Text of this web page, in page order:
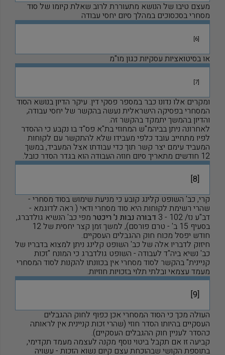
מעצם טיבו של הנושא מתעוררת לרוב שאלת קיומו של סוד
מסחרי בסכסוכים במהלך סיום יחסי עבודה
[6]
או בסיטואציות עסקיות כגון מו"מ
[7]
ומקרים אלו נדונו כבר במספר פסקי דין. עיקר הדיון בנושא הסוד
המסחרי בפסיקה הישראלית נעשה בהקשר של יחסי עבודה,
והדיון בהמשך יתמקד בהקשר זה.
לאחרונה ניתן בביהמ"ש המחוזי בת"א פס"ד בו נקבע כי ההסדר
לפיו מתחייב עובד כלפי מעבידו שלא להתקשר עם לקוחות
המעביד עימם יצר קשר תוך כדי עבודתו אצל המעביד, במשך
12 חודשים מתאריך סיום חוזה העבודה הוא בגדר הסדר כובל.
[8]
קרי, כב' השופט קלינג קובע כי מניעת שימוש בסוד מסחרי -
שהרי רשימת לקוחות היא סוד מסחרי ודאי ( ראה לדוגמא -
דב"ע נז/ 102 - 3 דבורה נבות נ' ריכטר מפי כב' הנשיא גולדברג,
בסעיף 15 ב' - טרם פורסם), למשך זמן קצר יחסית של 12
חודש יפסל מכוח חוק ההגבלים העסקיים.
חיזוק לדבריו אלה של כב' השופט קלינג ניתן למצוא בדבריו של
כב' נשיא ביה"ד לעבודה - השופט גולדברג כי המונח "זכות
קניינית" בהקשר לסוד מסחרי אין בכוונתו להקנות לסוד המסחרי
מעמד עצמאי ובלתי תלוי בזכויות חוזיות.
[9]
העולה מכך כי הסוד המסחרי אכן כפוף לחוק ההגבלים
העסקיים בהיותו הסדר חוזי (שהרי זכות קניינית אין לראותה
כהסדר לעניין חוק ההגבלים העסקיים).
קביעה זו אם תקבל ביטוי נוסף מקנה לעצמה מעמד תקדימי,
בתוספת הקושי שבהוכחת עצם קיום נשוא הזכות - עשויה